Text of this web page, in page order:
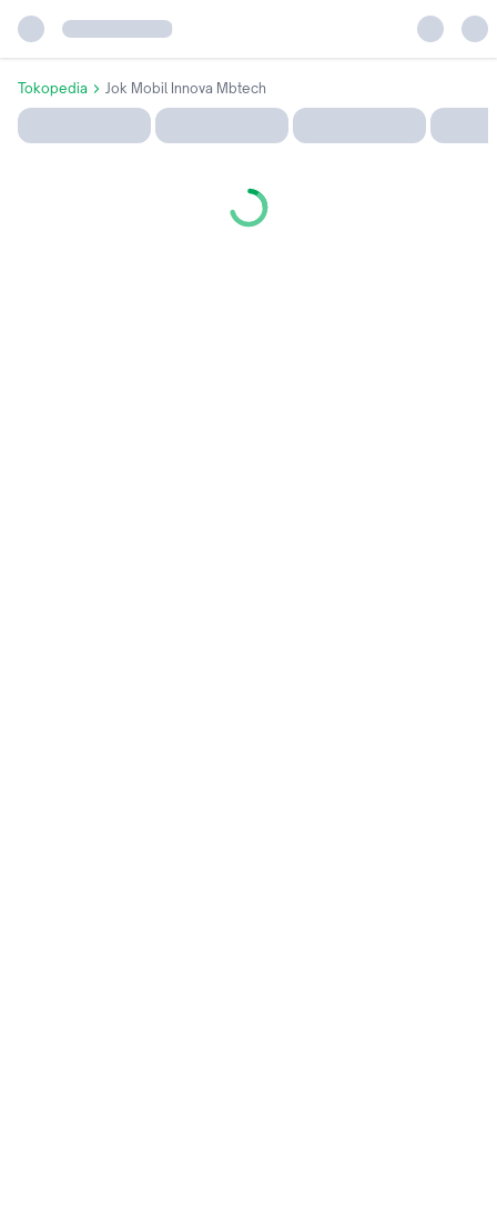
Tokopedia Jok Mobil Innova Mbtech